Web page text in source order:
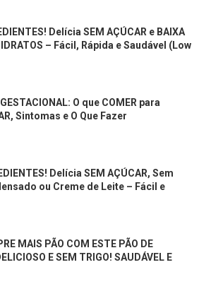
Delícia SEM AÇÚCAR e BAIXA
– Fácil, Rápida e Saudável (Low
O que COMER para
Sintomas e O Que Fazer
Delícia SEM AÇÚCAR, Sem
ou Creme de Leite – Fácil e
MAIS PÃO COM ESTE PÃO DE
E SEM TRIGO! SAUDÁVEL E